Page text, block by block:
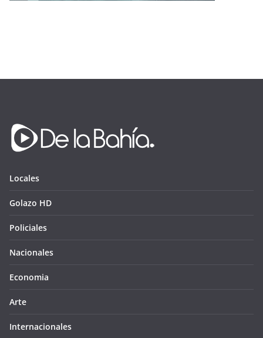
Locales
Golazo HD
Policiales
Nacionales
Economia
Arte
Internacionales